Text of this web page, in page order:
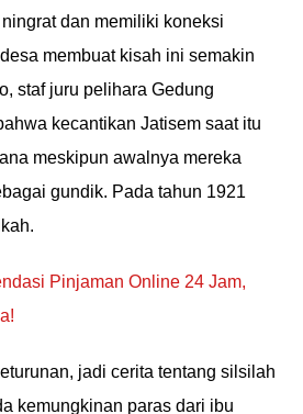
dan memiliki koneksi
membuat kisah ini semakin
staf juru pelihara Gedung
kecantikan Jatisem saat itu
meskipun awalnya mereka
gundik. Pada tahun 1921
Pinjaman Online 24 Jam,
jadi cerita tentang silsilah
kemungkinan paras dari ibu